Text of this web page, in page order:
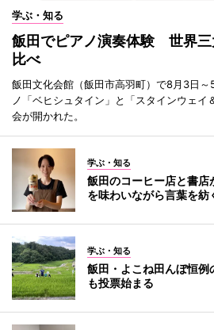
学ぶ・知る
飯田でピアノ演奏体験 世界三
比べ
飯田文化会館（飯田市高羽町）で8月3日
ノ「ベヒシュタイン」と「スタインウェ
会が開かれた。
学ぶ・知る
飯田のコーヒー店と書
を味わいながら言葉を紡
学ぶ・知る
飯田・よこね田んぼ恒
も投票始まる